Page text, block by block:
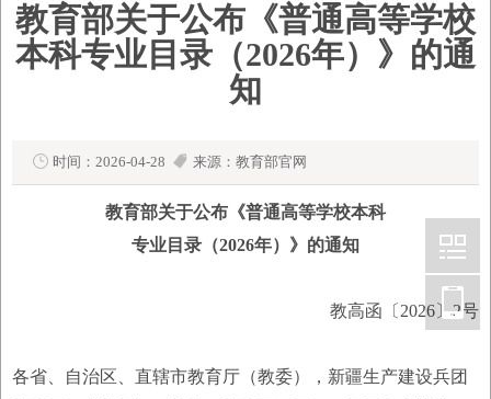
教育部关于公布《普通高等学校
本科专业目录（2026年）》的通
知
时间：2026-04-28 来源：教育部官网
教育部关于公布《普通高等学校本科
专业目录（2026年）》的通知
教高函〔2026〕2号
各省、自治区、直辖市教育厅（教委），新疆生产建设兵团